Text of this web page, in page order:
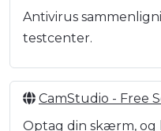
Antivirus
testcenter.
CamStudio - Free
Optag din skærm, og